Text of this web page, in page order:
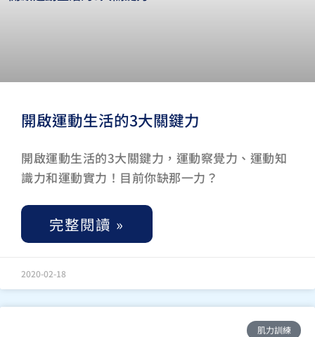
開啟運動生活的3大關鍵力
開啟運動生活的3大關鍵力，運動察覺力、運動知
識力和運動實力！目前你缺那一力？
完整閱讀 »
2020-02-18
肌力訓練